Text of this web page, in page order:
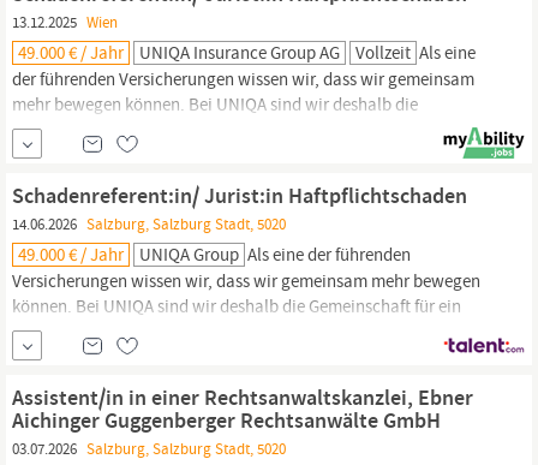
13.12.2025 Wien
49.000 € / Jahr UNIQA Insurance Group AG Vollzeit Als eine
der führenden Versicherungen wissen wir, dass wir gemeinsam
mehr bewegen können. Bei UNIQA sind wir deshalb die
Gemeinschaft für ein besseres Leben. Wir nutzen unsere
individuellen Fähigkeiten, um zusammen eine bessere Zukunft zu
gestalten. Erzähle uns von deinen Stärken und bewirb dich als
Schadenreferent:in/Jurist:inHaftpflichtschaden Das...
Schadenreferent:in/ Jurist:in Haftpflichtschaden
14.06.2026 Salzburg, Salzburg Stadt, 5020
49.000 € / Jahr UNIQA Group Als eine der führenden
Versicherungen wissen wir, dass wir gemeinsam mehr bewegen
können. Bei UNIQA sind wir deshalb die Gemeinschaft für ein
besseres Leben. Wir nutzen unsere individuellen Fähigkeiten, um
zusammen eine bessere Zukunft zu gestalten. Erzähle uns von
deinen Stärken und bewirb dich als Schadenreferent:in/
Haftpflichtschaden Das...
Assistent/in in einer Rechtsanwaltskanzlei, Ebner
Aichinger Guggenberger Rechtsanwälte GmbH
03.07.2026 Salzburg, Salzburg Stadt, 5020